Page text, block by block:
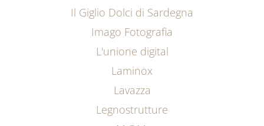
Il Giglio Dolci di Sardegna
Imago Fotografia
L'unione digital
Laminox
Lavazza
Legnostrutture